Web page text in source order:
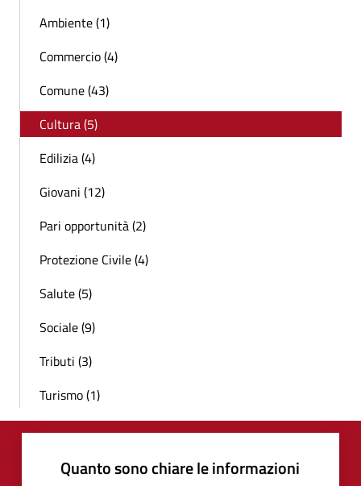
Ambiente (1)
Commercio (4)
Comune (43)
Cultura (5)
Edilizia (4)
Giovani (12)
Pari opportunità (2)
Protezione Civile (4)
Salute (5)
Sociale (9)
Tributi (3)
Turismo (1)
Quanto sono chiare le informazioni